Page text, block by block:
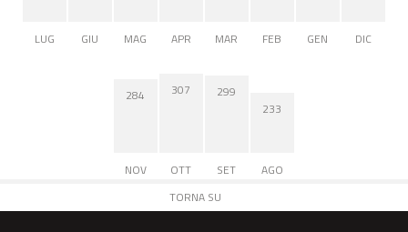
LUG GIU MAG APR MAR FEB GEN DIC
284
NOV
307
OTT
299
SET
233
AGO
TORNA SU